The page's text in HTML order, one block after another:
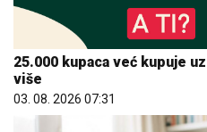
25.000 kupaca već kupuje
više
03. 08. 2026 07:31